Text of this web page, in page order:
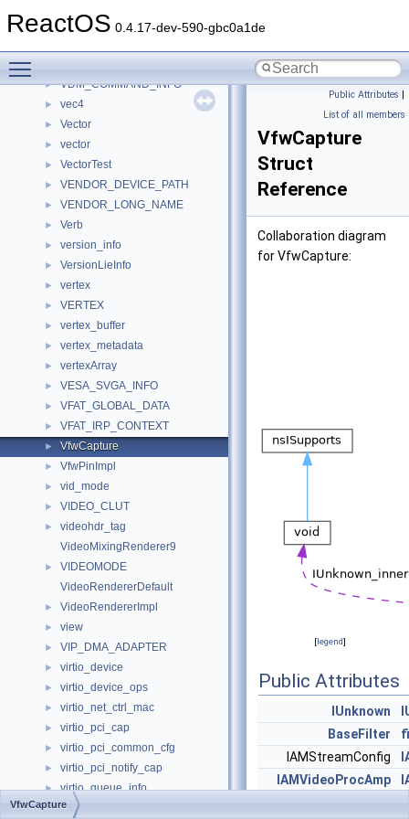
ReactOS 0.4.17-dev-590-gbc0a1de
►
VBScriptError
► VDM_COMMAND_INFO
► vec4
► Vector
► vector
► VectorTest
► VENDOR_DEVICE_PATH
► VENDOR_LONG_NAME
► Verb
► version_info
► VersionLieInfo
► vertex
► VERTEX
► vertex_buffer
► vertex_metadata
► vertexArray
► VESA_SVGA_INFO
► VFAT_GLOBAL_DATA
► VFAT_IRP_CONTEXT
► VfwCapture
► VfwPinImpl
► vid_mode
► VIDEO_CLUT
►
videohdr_tag
VideoMixingRenderer9
►
VIDEOMODE
VideoRendererDefault
► VideoRendererImpl
► view
► VIP_DMA_ADAPTER
► virtio_device
► virtio_device_ops
► virtio_net_ctrl_mac
► virtio_pci_cap
► virtio_pci_common_cfg
► virtio_pci_notify_cap
► virtio_queue_info
► virtio_system_ops
Public Attributes |
List of all members
VfwCapture
Struct
Reference
Collaboration diagram
for VfwCapture:
[legend]
Public Attributes
IUnknown
BaseFilter
IAMStreamConfig
IAMVideoProcAmp
VfwCapture